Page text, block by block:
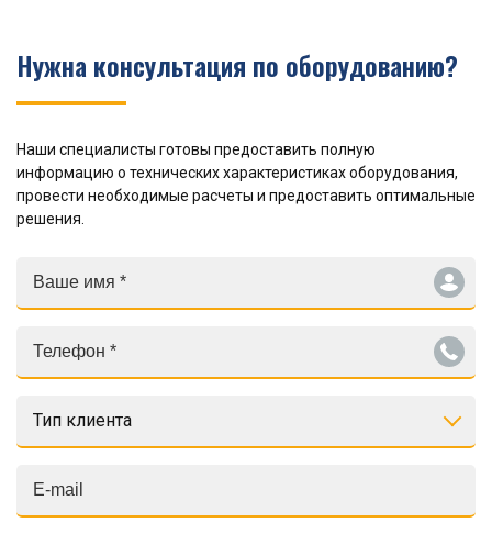
Нужна консультация по оборудованию?
Наши специалисты готовы предоставить полную
информацию о технических характеристиках оборудования,
провести необходимые расчеты и предоставить оптимальные
решения.
Тип клиента